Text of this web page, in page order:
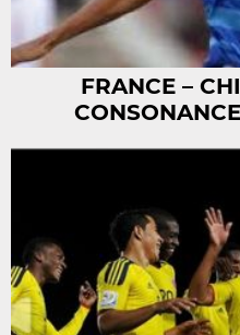
FRANCE –